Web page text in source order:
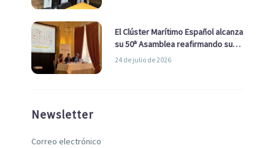
El Clúster Marítimo Español alcanza
su 50ª Asamblea reafirmando su
liderazgo en la Economía Azul
24 de julio de 2026
Newsletter
Correo electrónico